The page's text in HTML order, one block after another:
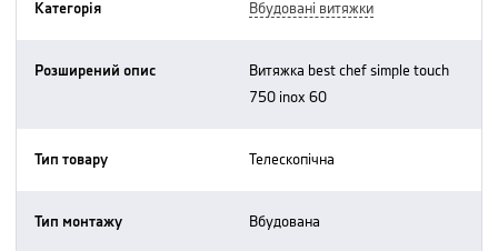
Категорія вбудовані витяжки
Розширений опис
витяжка best chef simple touch
750 inox 60
Тип товару телескопічна
Тип монтажу вбудована